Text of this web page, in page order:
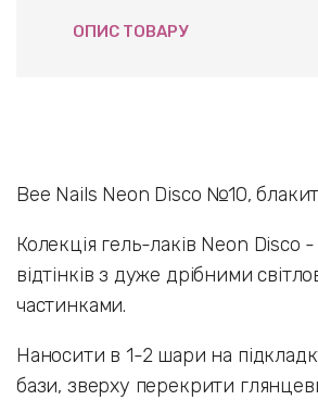
ОПИС ТОВАРУ
Bee Nails Neon Disco №10,
Колекція гель-лаків Neon Disco
відтінків з дуже дрібними
частинками.
Наносити в 1-2 шари на
бази, зверху перекрити